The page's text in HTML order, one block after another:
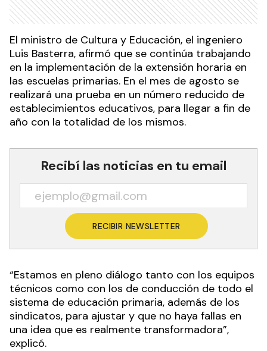
El ministro de Cultura y Educación, el ingeniero
Luis Basterra, afirmó que se continúa trabajando
en la implementación de la extensión horaria en
las escuelas primarias. En el mes de agosto se
realizará una prueba en un número reducido de
establecimientos educativos, para llegar a fin de
año con la totalidad de los mismos.
Recibí las noticias en tu email
RECIBIR NEWSLETTER
“Estamos en pleno diálogo tanto con los equipos
técnicos como con los de conducción de todo el
sistema de educación primaria, además de los
sindicatos, para ajustar y que no haya fallas en
una idea que es realmente transformadora”,
explicó.